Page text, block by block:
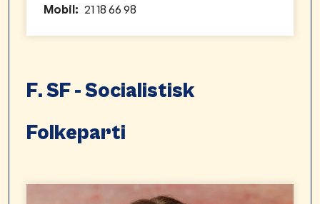
Mobil: 21 18 66 98
F. SF - Socialistisk
Folkeparti